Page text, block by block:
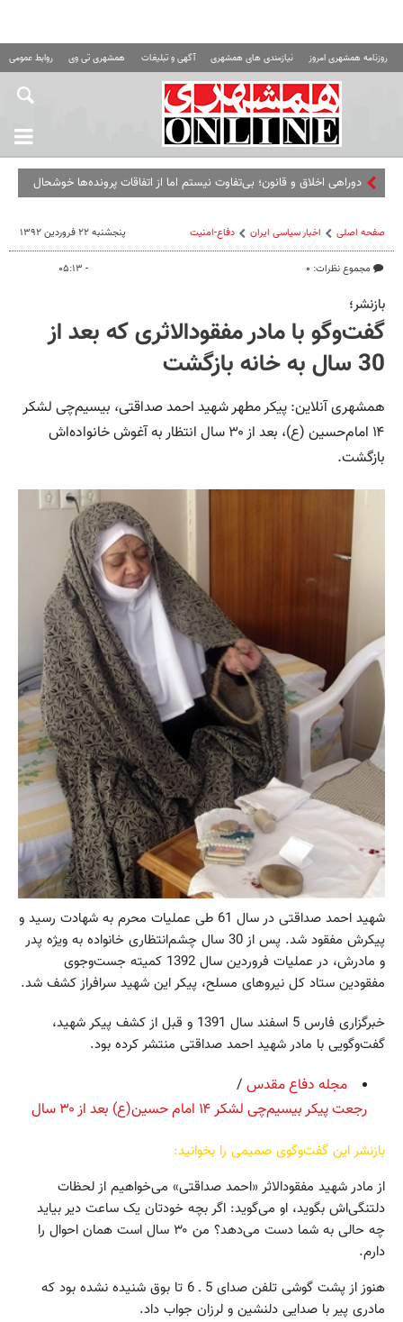
روزنامه همشهری امروز نیازمندی های همشهری آگهی و تبلیغات همشهری تی وی روابط عمومی
دوراهی اخلاق و قانون؛ بی‌تفاوت نیستم اما از اتفاقات پرونده‌ها خوشحال
صفحه اصلی اخبار سیاسی ایران دفاع-امنیت
مجموع نظرات: ۰
پنجشنبه ۲۲ فروردین ۱۳۹۲
- ۰۵:۱۳
بازنشر؛
گفت‌وگو با مادر مفقودالاثری که بعد از
30 سال به خانه بازگشت
همشهری آنلاین: پیکر مطهر شهید احمد صداقتی، بیسیم‌چی لشکر
۱۴ امام‌حسین (ع)، بعد از ۳۰ سال انتظار به آغوش خانواده‌اش
بازگشت.
شهید احمد صداقتی در سال 61 طی عملیات محرم به شهادت رسید و
پیکرش مفقود شد. پس از 30 سال چشم‌انتظاری خانواده به ویژه پدر
و مادرش، در عملیات فروردین سال 1392 کمیته جست‌وجوی
مفقودین ستاد کل نیروهای مسلح، پیکر این شهید سرافراز کشف شد.
خبرگزاری فارس 5 اسفند سال 1391 و قبل از کشف پیکر شهید،
گفت‌و‌گویی با مادر شهید احمد صداقتی منتشر کرده بود.
مجله دفاع مقدس /
رجعت پیکر بیسیم‌چی لشکر ۱۴ امام حسین(ع) بعد از ۳۰ سال
بازنشر این گفت‌و‌گوی صمیمی را بخوانید:
از مادر شهید مفقودالاثر «احمد صداقتی» می‌خواهیم از لحظات
دلتنگی‌اش بگوید، او می‌گوید: اگر بچه خودتان یک ساعت دیر بیاید
چه حالی به‌ شما دست می‌دهد؟ من ۳۰ سال است همان احوال را
دارم.
هنوز از پشت گوشی تلفن صدای 5 ـ 6 تا بوق شنیده نشده بود که
مادری پیر با صدایی دلنشین و لرزان جواب داد.